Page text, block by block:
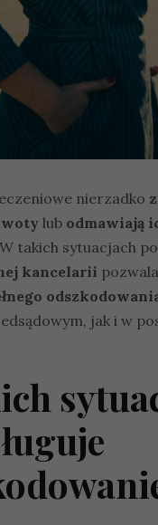
nierzadko
lub odmawiają
takich sytuacjach
kancelarii
jak i w